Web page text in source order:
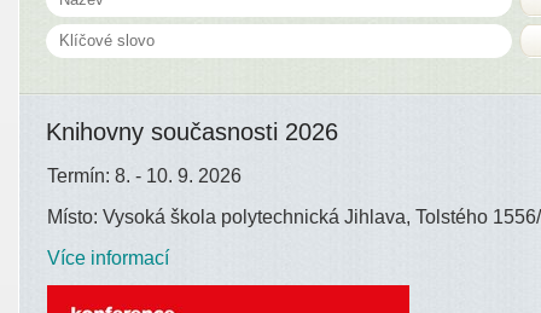
Knihovny současnosti 2026
Termín: 8. - 10. 9. 2026
Místo: Vysoká škola polytechnická Jihlava, Tolstého
Více informací